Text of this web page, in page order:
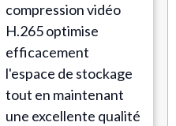
compression vidéo
H.265 optimise
efficacement
l'espace de stockage
tout en maintenant
une excellente qualité